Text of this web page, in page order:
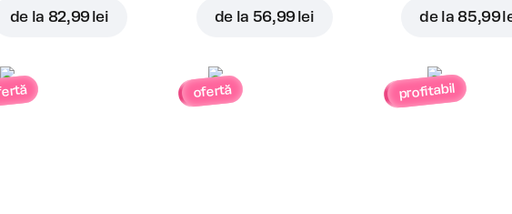
de la 82,99 lei de la 56,99 lei de la 85,99
ofertă profitabil